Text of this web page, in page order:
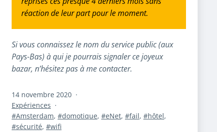
réaction de leur part pour le moment.
Si vous connaissez le nom du service public (aux
Pays-Bas) à qui je pourrais signaler ce joyeux
bazar, n’hésitez pas à me contacter.
Publié
le
14 novembre 2020
Catégorisé
comme
Expériences
Étiqueté
Amsterdam, domotique, eNet, fail, hôtel,
sécurité, wifi